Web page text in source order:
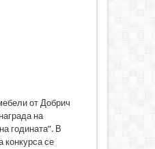
от Добрич
на
годината”. В
конкурса се